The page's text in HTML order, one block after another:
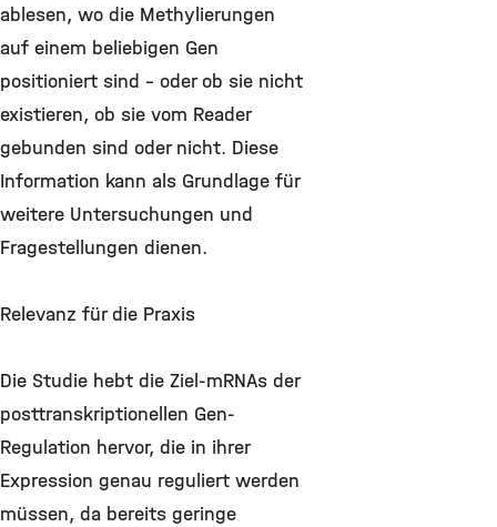
ablesen, wo die Methylierungen
auf einem beliebigen Gen
positioniert sind – oder ob sie nicht
existieren, ob sie vom Reader
gebunden sind oder nicht. Diese
Information kann als Grundlage für
weitere Untersuchungen und
Fragestellungen dienen.
Relevanz für die Praxis
Die Studie hebt die Ziel-mRNAs der
posttranskriptionellen Gen-
Regulation hervor, die in ihrer
Expression genau reguliert werden
müssen, da bereits geringe